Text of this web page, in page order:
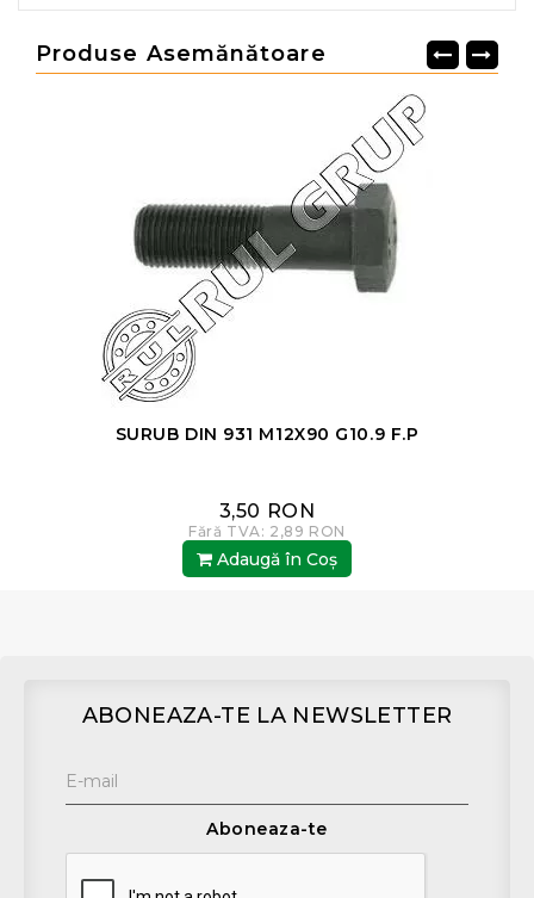
Produse Asemănătoare
SURUB DIN 931 M12X90 G10.9 F.P
3,50 RON
Fără TVA: 2,89 RON
Adaugă în Coş
ABONEAZA-TE LA NEWSLETTER
Aboneaza-te